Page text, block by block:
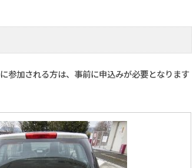
参加される方は、事前に申込みが必要となります